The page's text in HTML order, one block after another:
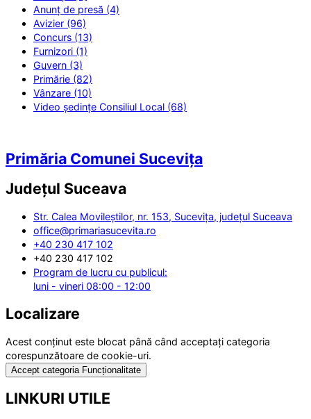
Anunț de presă (4)
Avizier (96)
Concurs (13)
Furnizori (1)
Guvern (3)
Primărie (82)
Vânzare (10)
Video ședințe Consiliul Local (68)
Primăria Comunei Sucevița
Județul Suceava
Str. Calea Movileștilor, nr. 153, Sucevița, județul Suceava
office@primariasucevita.ro
+40 230 417 102
+40 230 417 102
Program de lucru cu publicul:
luni - vineri 08:00 - 12:00
Localizare
Acest conținut este blocat până când acceptați categoria
corespunzătoare de cookie-uri.
Accept categoria Funcționalitate
LINKURI UTILE